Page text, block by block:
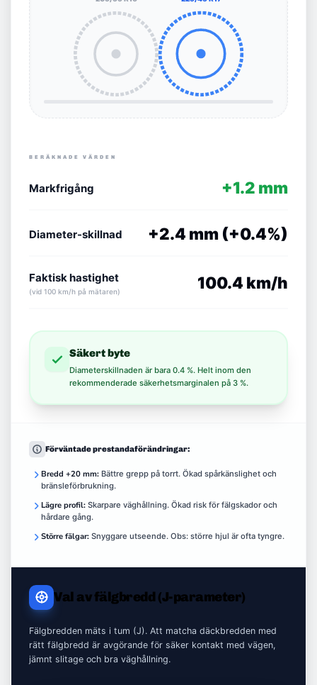
BERÄKNADE VÄRDEN
Markfrigång +1.2 mm
Diameter-skillnad +2.4 mm (+0.4%)
Faktisk hastighet
(vid 100 km/h på mätaren) 100.4 km/h
Säkert byte
Diameterskillnaden är bara 0.4 %. Helt inom den
rekommenderade säkerhetsmarginalen på 3 %.
Förväntade prestandaförändringar:
Bredd +20 mm:Bättre grepp på torrt. Ökad spårkänslighet och
bränsleförbrukning.
Lägre profil:Skarpare väghållning. Ökad risk för fälgskador och
hårdare gång.
Större fälgar:Snyggare utseende. Obs: större hjul är ofta tyngre.
Val av fälgbredd (J-parameter)
Fälgbredden mäts i tum (J). Att matcha däckbredden med
rätt fälgbredd är avgörande för säker kontakt med vägen,
jämnt slitage och bra väghållning.